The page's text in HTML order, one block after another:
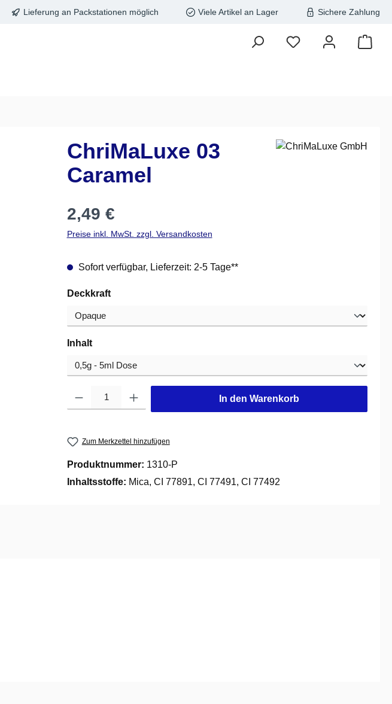
Lieferung an Packstationen möglich Viele Artikel an Lager Sichere Zahlung
ChriMaLuxe 03
Caramel
Regulärer Preis:
2,49 €
Preise inkl. MwSt. zzgl. Versandkosten
Sofort verfügbar, Lieferzeit: 2-5 Tage**
Deckkraftauswählen
Inhaltauswählen
In den Warenkorb
Zum Merkzettel hinzufügen
Produktnummer: 1310-P
Inhaltsstoffe: Mica, CI 77891, CI 77491, CI 77492